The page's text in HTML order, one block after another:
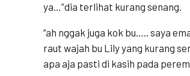
ya…”dia terlihat kurang senang.
“ah nggak juga kok bu….. saya
raut wajah bu Lily yang kurang
apa aja pasti di kasih pada